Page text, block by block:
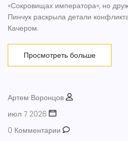
«Сокровищах императора», но
Пинчук раскрыла детали
Качером.
Просмотреть больше
Артем Воронцов
июл 7 2026
0 Комментарии